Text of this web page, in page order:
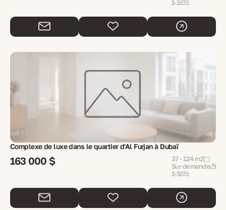
1-2
Complexe de luxe dans le quartier d'Al Furjan à Dubaï
163 000 $
37 - 124 m2
Sur demande
1-3